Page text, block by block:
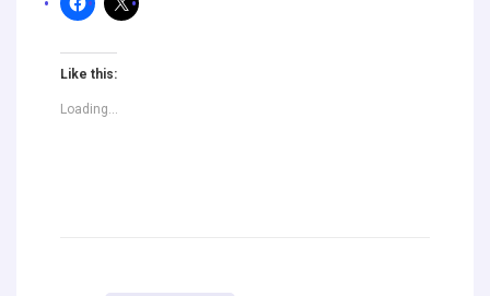
Like this:
Loading...